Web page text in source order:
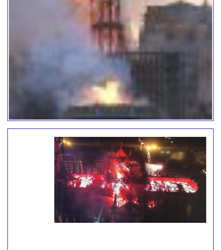
particulier celle-ci.